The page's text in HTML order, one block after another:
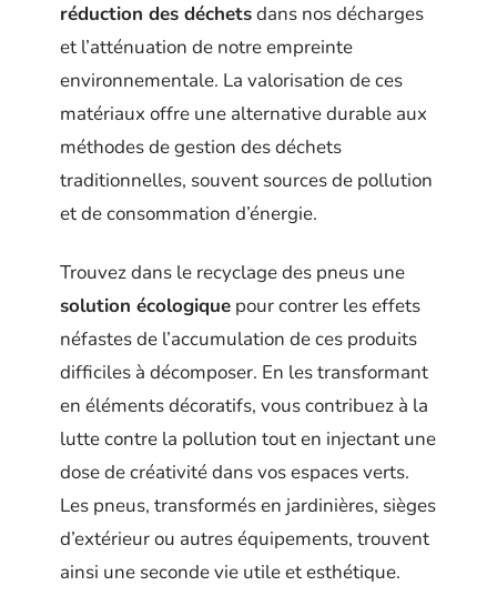
réduction des déchetsdans nos décharges
et l’atténuation de notre empreinte
environnementale. La valorisation de ces
matériaux offre une alternative durable aux
méthodes de gestion des déchets
traditionnelles, souvent sources de pollution
et de consommation d’énergie.
Trouvez dans le recyclage des pneus une
solution écologique pour contrer les effets
néfastes de l’accumulation de ces produits
difficiles à décomposer. En les transformant
en éléments décoratifs, vous contribuez à la
lutte contre la pollution tout en injectant une
dose de créativité dans vos espaces verts.
Les pneus, transformés en jardinières, sièges
d’extérieur ou autres équipements, trouvent
ainsi une seconde vie utile et esthétique.